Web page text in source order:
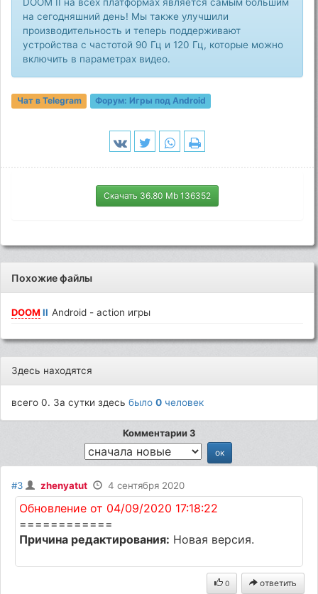
на сегодняшний день! Мы также улучшили
производительность и теперь поддерживают
устройства с частотой 90 Гц и 120 Гц, которые можно
включить в параметрах видео.
Чат в Telegram Форум: Игры под Android
Скачать 36.80 Mb 136352
Похожие файлы
DOOM II Android - action игры
Здесь находятся
всего 0. За сутки здесьбыло0 человек
Комментарии 3
#3 zhenyatut 4 сентября 2020
Обновление от 04/09/2020 17:18:22
============
Причина редактирования: Новая версия.
0 ответить